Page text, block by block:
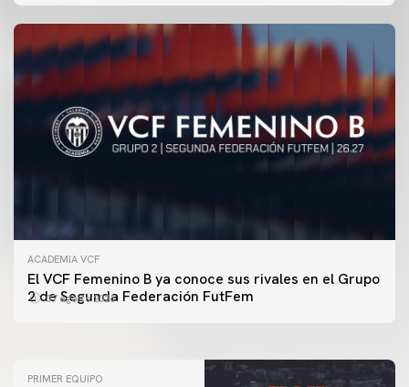
ACADEMIA VCF
El VCF Femenino B ya conoce sus rivales en el Grupo
2 de Segunda Federación FutFem
07 agosto 2026
PRIMER EQUIPO
ENTRENAMIENTO DEL VALENCIA CF 7/8/2026
PRIMER EQUIPO